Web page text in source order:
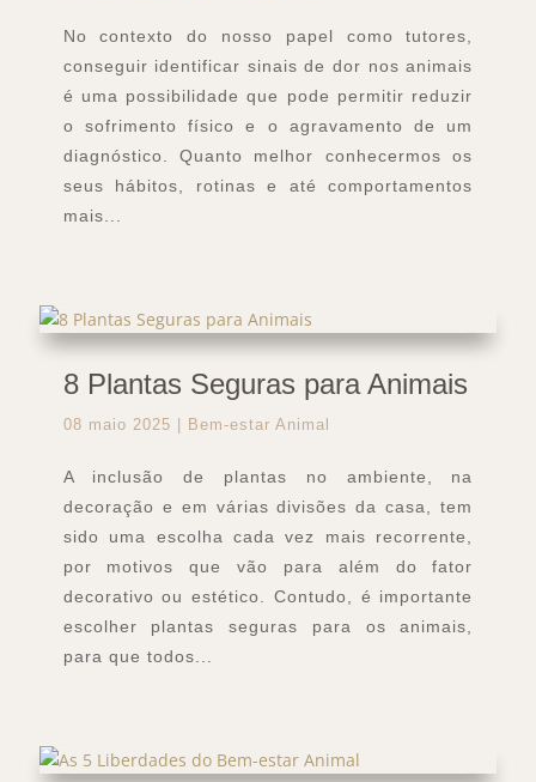
No contexto do nosso papel como tutores,
conseguir identificar sinais de dor nos animais
é uma possibilidade que pode permitir reduzir
o sofrimento físico e o agravamento de um
diagnóstico. Quanto melhor conhecermos os
seus hábitos, rotinas e até comportamentos
mais...
8 Plantas Seguras para Animais
08 maio 2025 Bem-estar Animal
A inclusão de plantas no ambiente, na
decoração e em várias divisões da casa, tem
sido uma escolha cada vez mais recorrente,
por motivos que vão para além do fator
decorativo ou estético. Contudo, é importante
escolher plantas seguras para os animais,
para que todos...